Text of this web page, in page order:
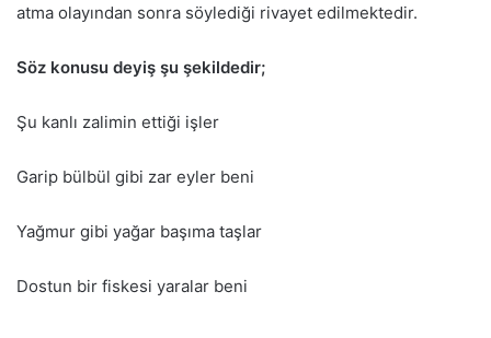
atma olayından sonra söylediği rivayet edilmektedir.
Söz konusu deyiş şu şekildedir;
Şu kanlı zalimin ettiği işler
Garip bülbül gibi zar eyler beni
Yağmur gibi yağar başıma taşlar
Dostun bir fiskesi yaralar beni